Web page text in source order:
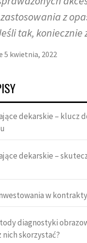
z
tak, koniecznie
5 kwietnia, 2022
dekarskie – klucz
dekarskie –
w kontrakty
diagnostyki
skorzystać?